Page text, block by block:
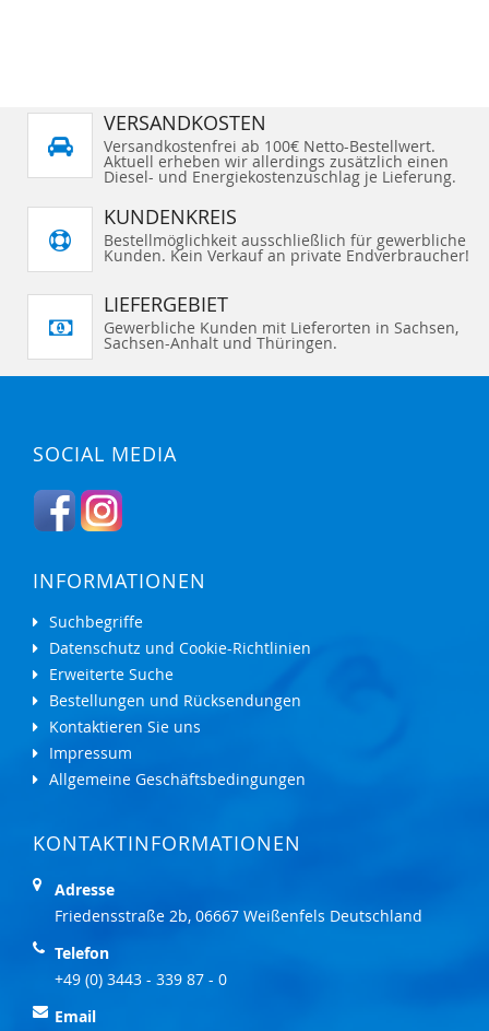
VERSANDKOSTEN
Versandkostenfrei ab 100€ Netto-Bestellwert.
Aktuell erheben wir allerdings zusätzlich einen
Diesel- und Energiekostenzuschlag je Lieferung.
KUNDENKREIS
Bestellmöglichkeit ausschließlich für gewerbliche
Kunden. Kein Verkauf an private Endverbraucher!
LIEFERGEBIET
Gewerbliche Kunden mit Lieferorten in Sachsen,
Sachsen-Anhalt und Thüringen.
SOCIAL MEDIA
INFORMATIONEN
Suchbegriffe
Datenschutz und Cookie-Richtlinien
Erweiterte Suche
Bestellungen und Rücksendungen
Kontaktieren Sie uns
Impressum
Allgemeine Geschäftsbedingungen
KONTAKTINFORMATIONEN
Adresse
Friedensstraße 2b, 06667 Weißenfels Deutschland
Telefon
+49 (0) 3443 - 339 87 - 0
Email